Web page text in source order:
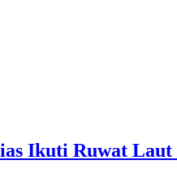
Ikuti Ruwat